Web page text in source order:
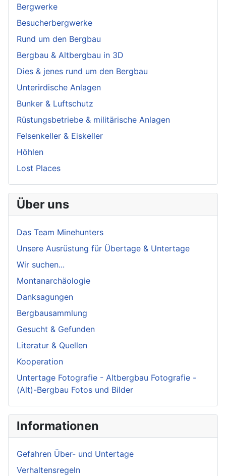
Bergwerke
Besucherbergwerke
Rund um den Bergbau
Bergbau & Altbergbau in 3D
Dies & jenes rund um den Bergbau
Unterirdische Anlagen
Bunker & Luftschutz
Rüstungsbetriebe & militärische Anlagen
Felsenkeller & Eiskeller
Höhlen
Lost Places
Über uns
Das Team Minehunters
Unsere Ausrüstung für Übertage & Untertage
Wir suchen...
Montanarchäologie
Danksagungen
Bergbausammlung
Gesucht & Gefunden
Literatur & Quellen
Kooperation
Untertage Fotografie - Altbergbau Fotografie -
(Alt)-Bergbau Fotos und Bilder
Informationen
Gefahren Über- und Untertage
Verhaltensregeln